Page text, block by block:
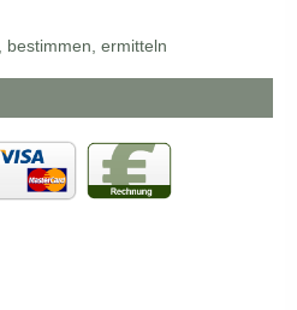
bestimmen, ermitteln